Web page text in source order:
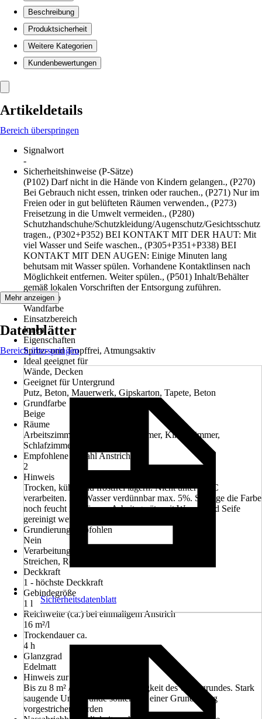
Beschreibung
Produktsicherheit
Weitere Kategorien
Kundenbewertungen
Artikeldetails
Bereich überspringen
Signalwort
-
Sicherheitshinweise (P-Sätze)
(P102) Darf nicht in die Hände von Kindern gelangen., (P270)
Bei Gebrauch nicht essen, trinken oder rauchen., (P271) Nur im
Freien oder in gut belüfteten Räumen verwenden., (P273)
Freisetzung in die Umwelt vermeiden., (P280)
Schutzhandschuhe/Schutzkleidung/Augenschutz/Gesichtsschutz
tragen., (P302+P352) BEI KONTAKT MIT DER HAUT: Mit
viel Wasser und Seife waschen., (P305+P351+P338) BEI
KONTAKT MIT DEN AUGEN: Einige Minuten lang
behutsam mit Wasser spülen. Vorhandene Kontaktlinsen nach
Möglichkeit entfernen. Weiter spülen., (P501) Inhalt/Behälter
gemäß lokalen Vorschriften der Entsorgung zuführen.
Artikeltyp
Wandfarbe
Einsatzbereich
Innen
Eigenschaften
Spritz- und Tropffrei, Atmungsaktiv
Ideal geeignet für
Wände, Decken
Geeignet für Untergrund
Putz, Beton, Mauerwerk, Gipskarton, Tapete, Beton
Grundfarbe
Beige
Räume
Arbeitszimmer, Küche, Wohnzimmer, Kinderzimmer,
Schlafzimmer
Empfohlene Anzahl Anstriche
2
Hinweis
Trocken, kühl- und frostfrei lagern. Nicht unter +5°C
verarbeiten. Mit Wasser verdünnbar max. 5%. Solange die Farbe
noch feucht ist, können Arbeitsgeräte mit Wasser und Seife
gereinigt werden
Grundierung empfohlen
Nein
Verarbeitung
Streichen, Rollen
Deckkraft
1 - höchste Deckkraft
Gebindegröße
1 l
Reichweite (ca.) bei einmaligem Anstrich
16 m²/l
Trockendauer ca.
4 h
Glanzgrad
Edelmatt
Hinweis zur Reichweite
Bis zu 8 m² / L, je nach Saugfähigkeit des Untergrundes. Stark
saugende Untergründe sollten mit einer Grundierung
vorgestrichen werden
Mehr anzeigen
Datenblätter
Bereich überspringen
Sicherheitsdatenblatt